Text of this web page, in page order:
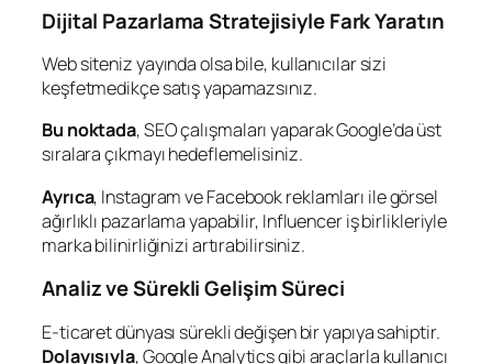
Dijital Pazarlama Stratejisiyle Fark Yaratın
Web siteniz yayında olsa bile, kullanıcılar sizi
keşfetmedikçe satış yapamazsınız.
Bu noktada, SEO çalışmaları yaparak Google’da üst
sıralara çıkmayı hedeflemelisiniz.
Ayrıca, Instagram ve Facebook reklamları ile görsel
ağırlıklı pazarlama yapabilir, Influencer iş birlikleriyle
marka bilinirliğinizi artırabilirsiniz.
Analiz ve Sürekli Gelişim Süreci
E-ticaret dünyası sürekli değişen bir yapıya sahiptir.
Dolayısıyla, Google Analytics gibi araçlarla kullanıcı